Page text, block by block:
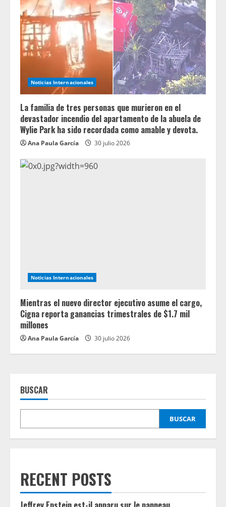
Noticias Internacionales
La familia de tres personas que murieron en el
devastador incendio del apartamento de la abuela de
Wylie Park ha sido recordada como amable y devota.
Ana Paula García 30 julio 2026
Noticias Internacionales
Mientras el nuevo director ejecutivo asume el cargo,
Cigna reporta ganancias trimestrales de $1.7 mil
millones
Ana Paula García 30 julio 2026
BUSCAR
BUSCAR
RECENT POSTS